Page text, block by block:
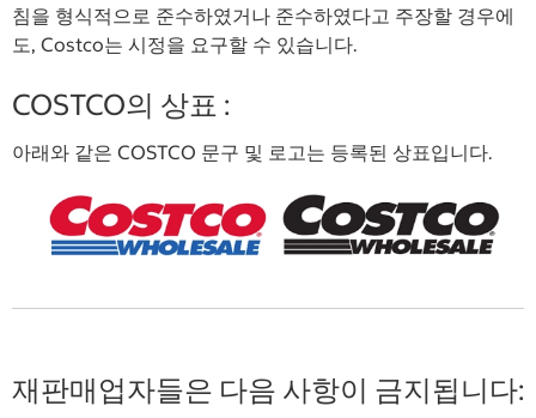
침을 형식적으로 준수하였거나 준수하였다고 주장할 경우에
도, Costco는 시정을 요구할 수 있습니다.
COSTCO의 상표 :
아래와 같은 COSTCO 문구 및 로고는 등록된 상표입니다.
재판매업자들은 다음 사항이 금지됩니다: